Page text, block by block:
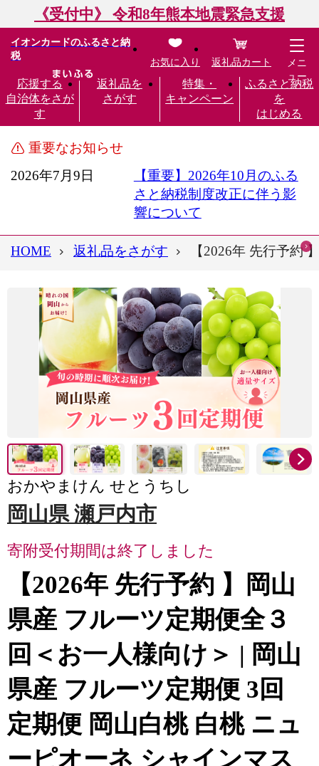
《受付中》 令和8年熊本地震緊急支援
イオンカードのふるさと納
税
応援する
自治体をさが
す
返礼品を
さがす
特集・
キャンペーン
ふるさと納税
を
はじめる
お気に入り 返礼品カート
メニ
ュー
重要なお知らせ
2026年7月9日
【重要】2026年10月のふる
さと納税制度改正に伴う影
響について
HOME 返礼品をさがす 【2026年 先行予約
おかやまけん せとうちし
岡山県 瀬戸内市
寄附受付期間は終了しました
【2026年 先行予約 】岡山
県産 フルーツ定期便全３
回＜お一人様向け＞ | 岡山
県産 フルーツ定期便 3回
定期便 岡山白桃 白桃 ニュ
ーピオーネ シャインマス